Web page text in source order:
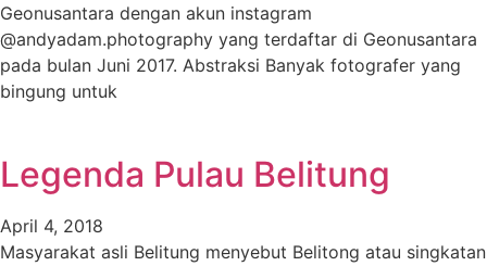
Geonusantara dengan akun instagram
@andyadam.photography yang terdaftar di Geonusantara
pada bulan Juni 2017. Abstraksi Banyak fotografer yang
bingung untuk
Legenda Pulau Belitung
April 4, 2018
Masyarakat asli Belitung menyebut Belitong atau singkatan